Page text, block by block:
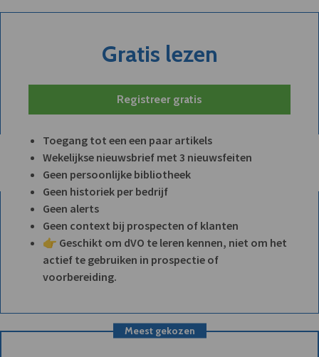
Gratis lezen
Registreer gratis
Toegang tot een een paar artikels
Wekelijkse nieuwsbrief met 3 nieuwsfeiten
Geen persoonlijke bibliotheek
Geen historiek per bedrijf
Geen alerts
Geen context bij prospecten of klanten
👉 Geschikt om dVO te leren kennen, niet om het
actief te gebruiken in prospectie of
voorbereiding.
Meest gekozen